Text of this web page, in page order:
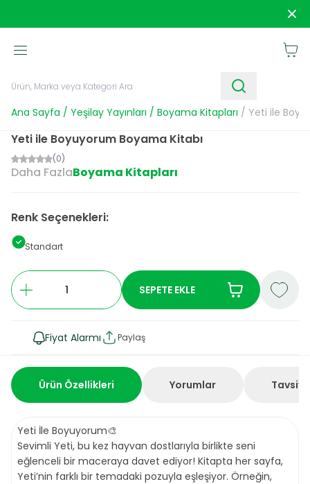
Ana Sayfa / Yeşilay Yayınları / Boyama Kitapları / Yeti ile
Yeti ile Boyuyorum Boyama Kitabı
(0)
Daha FazlaBoyama Kitapları
Renk Seçenekleri:
Standart
SEPETE EKLE
Fiyat Alarmı Paylaş
Ürün Özellikleri Yorumlar
Yeti İle Boyuyorum🎨
Sevimli Yeti, bu kez hayvan dostlarıyla birlikte seni
eğlenceli bir maceraya davet ediyor! Kitapta her sayfa,
Yeti’nin farklı bir temadaki pozuyla eşleşiyor. Örneğin,